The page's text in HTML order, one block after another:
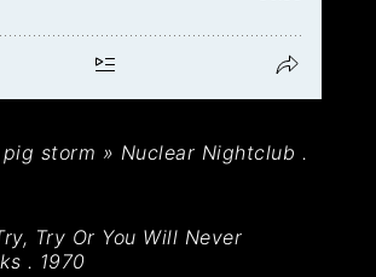
pig storm » Nuclear Nightclub .
Try Or You Will Never
. 1970